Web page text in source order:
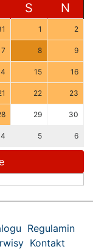
S N
1 2
7 8 9
15 16
22 23
29 30
4 5 6
Regulamin
Kontakt